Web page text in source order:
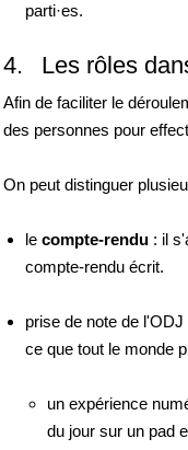
parti·es.
4. Les rôles
Afin de faciliter le
des personnes pour
On peut distinguer
le compte-rendu : il
compte-rendu écrit.
prise de note de
ce que tout le monde
un expérience
du jour sur un pad